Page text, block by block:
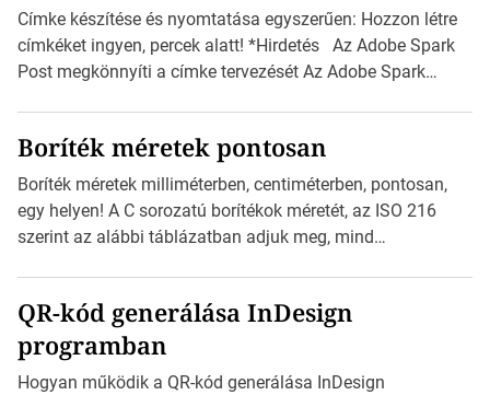
Címke készítése és nyomtatása egyszerűen: Hozzon létre
címkéket ingyen, percek alatt! *Hirdetés Az Adobe Spark
Post megkönnyíti a címke tervezését Az Adobe Spark
igazán foroghatnak a kreatív fogaskerekek, miközben
zajlik a saját címke készítése. Hogyan készítsünk címkét?
Válasszon méretet és alakot: Válassza ki a kívánt címke
méretét. Akár néhány […]
Boríték méretek pontosan
Boríték méretek milliméterben, centiméterben, pontosan,
egy helyen! A C sorozatú borítékok méretét, az ISO 216
szerint az alábbi táblázatban adjuk meg, mind
mutatja az A4-es papírlaphoz viszonyítva. Az amerikai és
észak-amerikai boríték méretére az ISO 216 nem
vonatkozik. Boríték méretének táblázata C0-tól […]
QR-kód generálása InDesign
programban
Hogyan működik a QR-kód generálása InDesign